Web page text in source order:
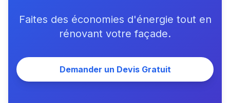
Faites des économies d'énergie tout en
rénovant votre façade.
Demander un Devis Gratuit